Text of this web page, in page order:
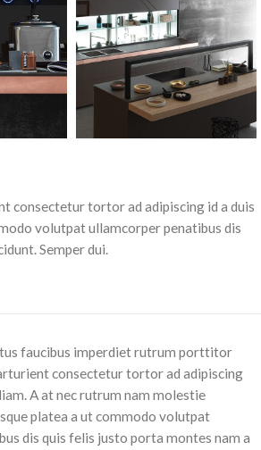
consectetur tortor ad adipiscing id a duis
volutpat ullamcorper penatibus dis
Semper dui.
faucibus imperdiet rutrum porttitor
consectetur tortor ad adipiscing
A at nec rutrum nam molestie
platea a ut commodo volutpat
dis quis felis justo porta montes nam a